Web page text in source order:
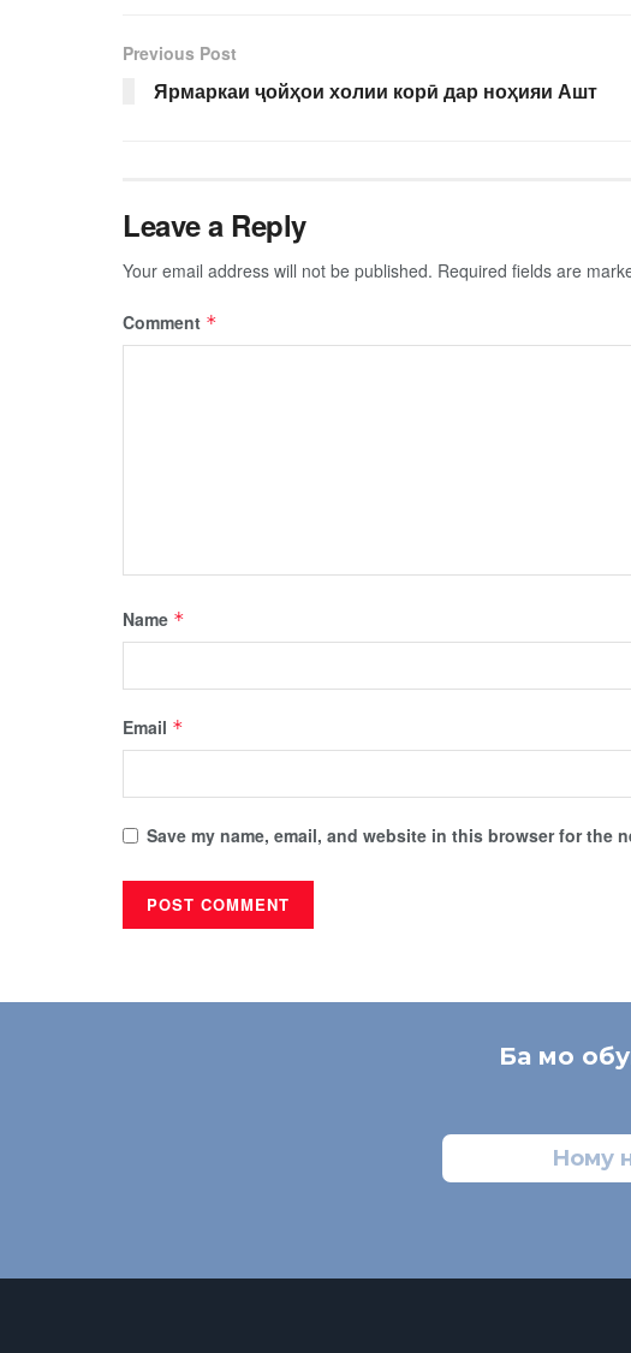
Previous Post
Ярмаркаи ҷойҳои холии корӣ дар ноҳияи Ашт
Leave a Reply
Your email address will not be published. Required fields are
Comment *
Name *
Email *
Save my name, email, and website in this browser for the
Ба мо